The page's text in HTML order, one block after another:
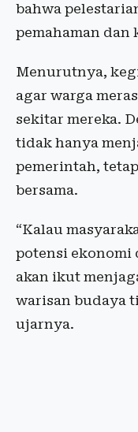
bahwa
pemahaman dan
Menurutnya,
agar warga
sekitar mereka.
tidak hanya
pemerintah,
bersama.
“Kalau
potensi ekonomi
akan ikut
warisan budaya
ujarnya.